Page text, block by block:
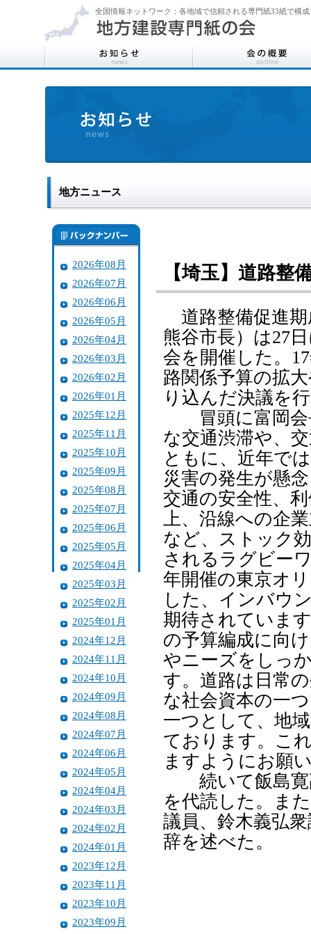
全国情報ネットワーク：各地域で信頼される専門紙33紙で構成
地方ニュース
2026年08月
2026年07月
2026年06月
2026年05月
2026年04月
2026年03月
2026年02月
2026年01月
2025年12月
2025年11月
2025年10月
2025年09月
2025年08月
2025年07月
2025年06月
2025年05月
2025年04月
2025年03月
2025年02月
2025年01月
2024年12月
2024年11月
2024年10月
2024年09月
2024年08月
2024年07月
2024年06月
2024年05月
2024年04月
2024年03月
2024年02月
2024年01月
2023年12月
2023年11月
2023年10月
2023年09月
【埼玉】道路整
道路整備促進期
熊谷市長）は27
会を開催した。
路関係予算の拡
り込んだ決議を
冒頭に富岡会
な交通渋滞や、
ともに、近年で
災害の発生が懸
交通の安全性、
上、沿線への企
など、ストック
されるラグビー
年開催の東京オ
した、インバウ
期待されていま
の予算編成に向
やニーズをしっ
す。道路は日常
な社会資本の一
一つとして、地
ております。こ
ますようにお願
続いて飯島寛
を代読した。ま
議員、鈴木義弘
辞を述べた。